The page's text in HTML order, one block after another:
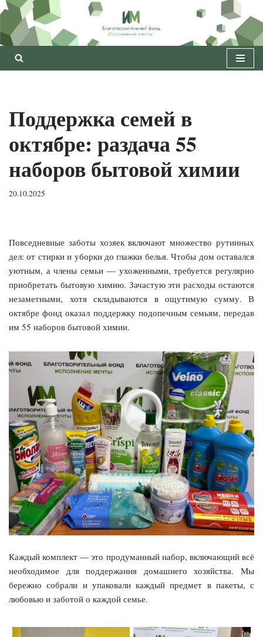
Перейти
к
содержимому
Поддержка семей в
октябре: раздача 55
наборов бытовой химии
20.10.2025
Повседневные заботы хозяек включают множество рутинных
дел: от стирки и уборки до глажки белья. Чтобы дом оставался
уютным, а члены семьи — ухоженными, требуется регулярно
приобретать бытовую химию. Зачастую эти расходы остаются
незаметными, хотя складываются в ощутимую сумму. В
октябре фонд оказал поддержку подопечным семьям, передав
им 55 наборов бытовой химии.
Каждый комплект — это продуманный набор, включающий всё
необходимое для поддержания домашнего хозяйства. Мы
бережно собрали и упаковали каждый предмет в пакеты, с
любовью и заботой о каждой семье.